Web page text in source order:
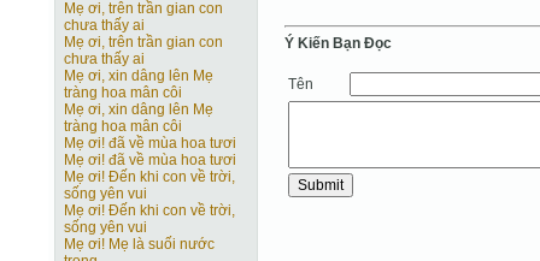
Mẹ ơi, trên trần gian con
chưa thấy ai
Mẹ ơi, trên trần gian con
chưa thấy ai
Mẹ ơi, xin dâng lên Mẹ
tràng hoa mân côi
Mẹ ơi, xin dâng lên Mẹ
tràng hoa mân côi
Mẹ ơi! đã về mùa hoa tươi
Mẹ ơi! đã về mùa hoa tươi
Mẹ ơi! Ðến khi con về trời,
sống yên vui
Mẹ ơi! Ðến khi con về trời,
sống yên vui
Mẹ ơi! Mẹ là suối nước
Ý Kiến Bạn Ðọc
Tên